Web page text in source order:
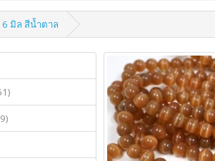
มิล สีน้ำตาล